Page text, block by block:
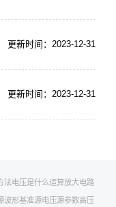
更新时间：2023-12-31
更新时间：2023-12-31
法电压是什么运算放大电路
波形基准源电压源参数高压